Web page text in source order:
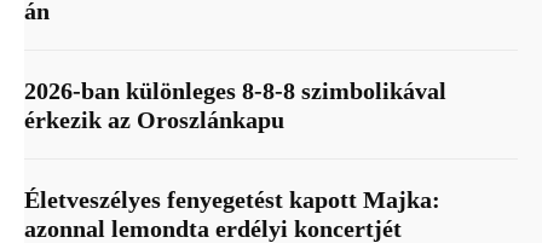
án
2026-ban különleges 8-8-8 szimbolikával
érkezik az Oroszlánkapu
Életveszélyes fenyegetést kapott Majka:
azonnal lemondta erdélyi koncertjét